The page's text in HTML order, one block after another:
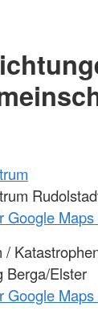
Google
/
Berga/Elster
Google